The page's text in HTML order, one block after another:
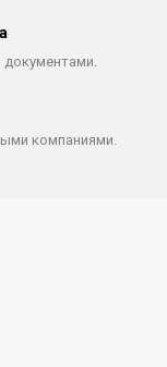
компаниями.